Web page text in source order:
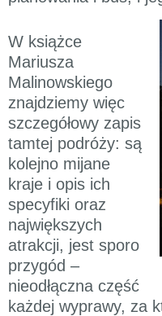
W książce
Mariusza
Malinowskiego
znajdziemy więc
szczegółowy zapis
tamtej podróży: są
kolejno mijane
kraje i opis ich
specyfiki oraz
największych
atrakcji, jest sporo
przygód –
nieodłączna część
każdej wyprawy, za